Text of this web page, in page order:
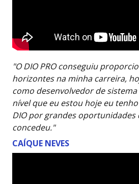
"O DIO PRO conseguiu
horizontes na minha carreira,
como desenvolvedor de
nível que eu estou hoje eu
DIO por grandes oportunidades
concedeu."
CAÍQUE NEVES